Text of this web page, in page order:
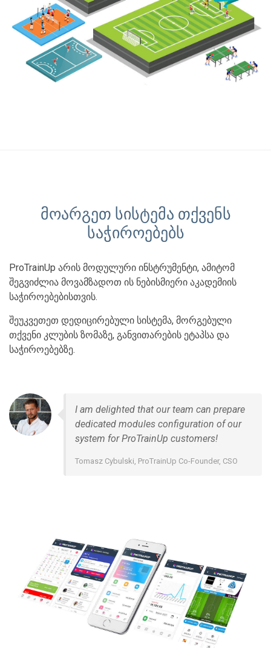
მოარგეთ სისტემა თქვენს
საჭიროებებს
ProTrainUp არის მოდულური ინსტრუმენტი, ამიტომ
შეგვიძლია მოვამზადოთ ის ნებისმიერი აკადემიის
საჭიროებებისთვის.
შეუკვეთეთ დედიცირებული სისტემა, მორგებული
თქვენი კლუბის ზომაზე, განვითარების ეტაპსა და
საჭიროებებზე.
I am delighted that our team can prepare
dedicated modules configuration of our
system for ProTrainUp customers!
Tomasz Cybulski, ProTrainUp Co-Founder, CSO